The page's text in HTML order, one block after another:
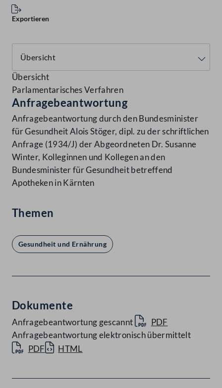
Exportieren
Übersicht
Parlamentarisches Verfahren
Anfragebeantwortung
Anfragebeantwortung durch den Bundesminister
für Gesundheit Alois Stöger, dipl. zu der schriftlichen
Anfrage (1934/J) der Abgeordneten Dr. Susanne
Winter, Kolleginnen und Kollegen an den
Bundesminister für Gesundheit betreffend
Apotheken in Kärnten
Themen
Gesundheit und Ernährung
Dokumente
Anfragebeantwortung gescannt
PDF
Anfragebeantwortung elektronisch übermittelt
PDF
HTML